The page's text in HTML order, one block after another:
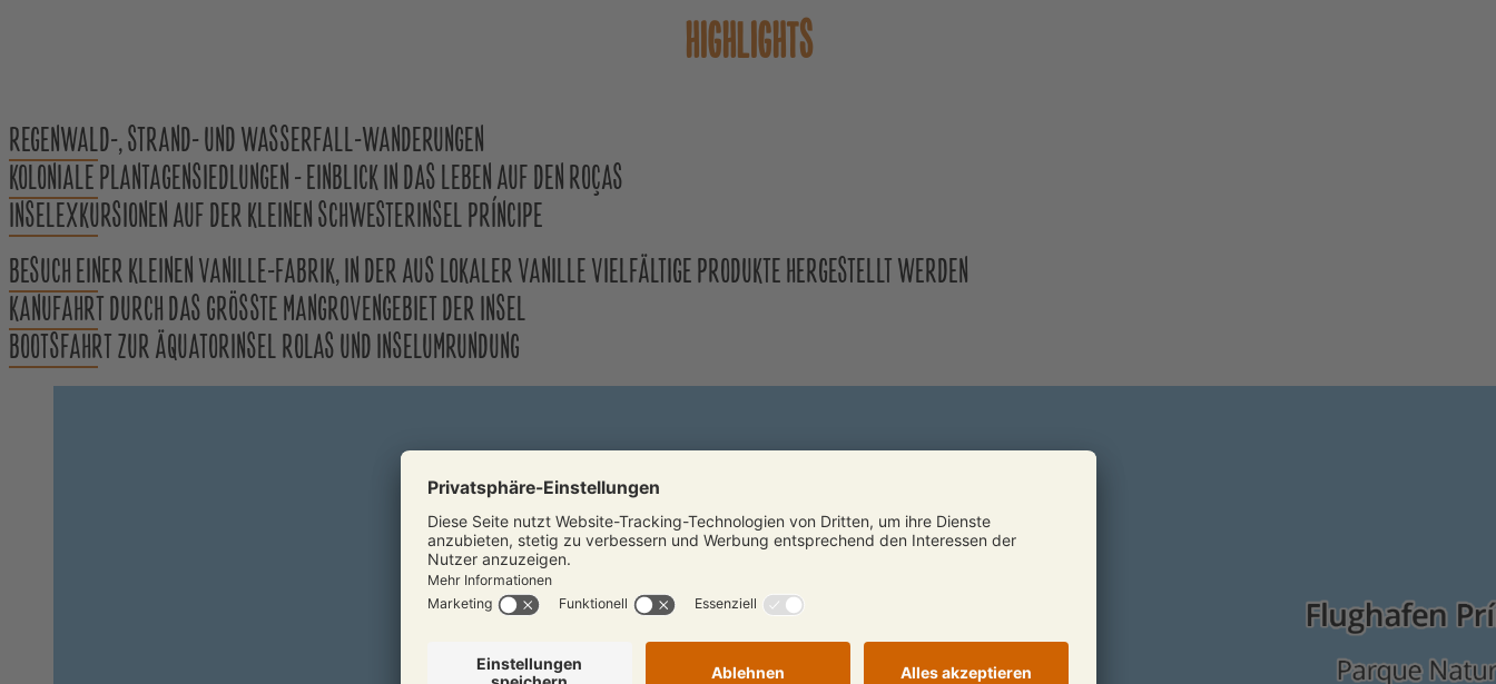
HIGHLIGHTS
REGENWALD-, STRAND- UND WASSERFALL-WANDERUNGEN
KOLONIALE PLANTAGENSIEDLUNGEN - EINBLICK IN DAS LEBEN AUF DEN ROÇAS
INSELEXKURSIONEN AUF DER KLEINEN SCHWESTERINSEL PRÍNCIPE
BESUCH EINER KLEINEN VANILLE-FABRIK, IN DER AUS LOKALER VANILLE VIELFÄLTIGE PRODUKTE HERGESTELLT WERDEN
KANUFAHRT DURCH DAS GRÖSSTE MANGROVENGEBIET DER INSEL
BOOTSFAHRT ZUR ÄQUATORINSEL ROLAS UND INSELUMRUNDUNG